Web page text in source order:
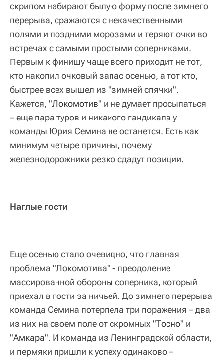
скрипом набирают былую форму после зимнего
перерыва, сражаются с некачественными
полями и поздними морозами и теряют очки во
встречах с самыми простыми соперниками.
Первым к финишу чаще всего приходит не тот,
кто накопил очковый запас осенью, а тот кто,
быстрее всех вышел из "зимней спячки".
Кажется, "Локомотив" и не думает просыпаться
– еще пара туров и никакого гандикапа у
команды Юрия Семина не останется. Есть как
минимум четыре причины, почему
железнодорожники резко сдадут позиции.
Наглые гости
Еще осенью стало очевидно, что главная
проблема "Локомотива" - преодоление
массированной обороны соперника, который
приехал в гости за ничьей. До зимнего перерыва
команда Семина потерпела три поражения – два
из них на своем поле от скромных "Тосно" и
"Амкара". И команда из Ленинградской области,
и пермяки пришли к успеху одинаково –